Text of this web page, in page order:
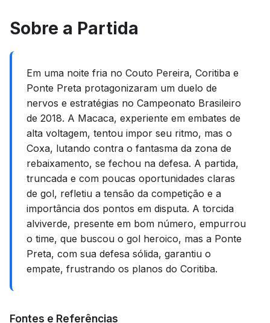
Sobre a Partida
Em uma noite fria no Couto Pereira, Coritiba e
Ponte Preta protagonizaram um duelo de
nervos e estratégias no Campeonato Brasileiro
de 2018. A Macaca, experiente em embates de
alta voltagem, tentou impor seu ritmo, mas o
Coxa, lutando contra o fantasma da zona de
rebaixamento, se fechou na defesa. A partida,
truncada e com poucas oportunidades claras
de gol, refletiu a tensão da competição e a
importância dos pontos em disputa. A torcida
alviverde, presente em bom número, empurrou
o time, que buscou o gol heroico, mas a Ponte
Preta, com sua defesa sólida, garantiu o
empate, frustrando os planos do Coritiba.
Fontes e Referências